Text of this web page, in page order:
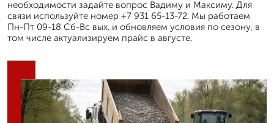
необходимости задайте вопрос Вадиму и Максиму. Для
связи используйте номер +7 931 65-13-72. Мы работаем
Пн-Пт 09-18 Сб-Вс вых. и обновляем условия по сезону, в
том числе актуализируем прайс в августе.